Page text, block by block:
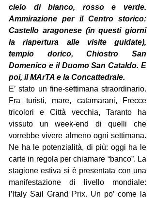
cielo di bianco, rosso e verde.
Ammirazione per il Centro storico:
Castello aragonese (in questi giorni
la riapertura alle visite guidate),
tempio dorico, Chiostro San
Domenico e il Duomo San Cataldo. E
poi, il MArTA e la Concattedrale.
E’ stato un fine-settimana straordinario.
Fra turisti, mare, catamarani, Frecce
tricolori e Città vecchia, Taranto ha
vissuto un week-end di quelli che
vorrebbe vivere almeno ogni settimana.
Ne ha le potenzialità, di più: oggi ha le
carte in regola per chiamare “banco”. La
stagione estiva si è presentata con una
manifestazione di livello mondiale:
l’Italy Sail Grand Prix. Un po’ come la